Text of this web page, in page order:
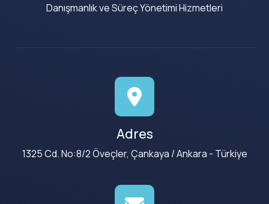
Danışmanlık ve Süreç Yönetimi Hizmetleri
Adres
1325 Cd. No:8/2 Öveçler, Çankaya / Ankara - Türkiye